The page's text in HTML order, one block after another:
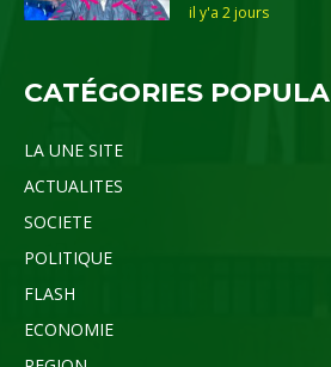
il y'a 2 jours
CATÉGORIES
LA UNE SITE
ACTUALITES
SOCIETE
POLITIQUE
FLASH
ECONOMIE